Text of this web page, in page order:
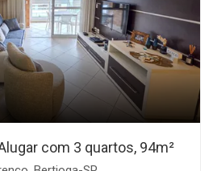
com 3 quartos, 94m²